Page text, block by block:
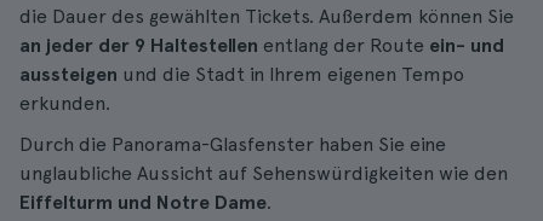
die Dauer des gewählten Tickets. Außerdem können Sie
an jeder der 9 Haltestellen entlang der Route ein- und
aussteigen und die Stadt in Ihrem eigenen Tempo
erkunden.
Durch die Panorama-Glasfenster haben Sie eine
unglaubliche Aussicht auf Sehenswürdigkeiten wie den
Eiffelturm und Notre Dame.